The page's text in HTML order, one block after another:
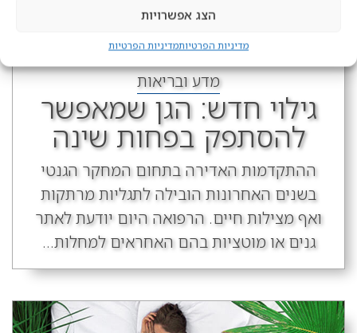
הצג אפשרויות
מדיניות הפרטיותמדיניות הפרטיות
מדע ובריאות
גילוי חדש: הגן שמאפשר
להסתפק בפחות שינה
ההתקדמות האדירה בתחום המחקר הגנטי
בשנים האחרונות הובילה לתגליות מרתקות
ואף מצילות חיים. הרפואה היום יודעת לאתר
גנים או מוטציות בהם האחראים למחלות...